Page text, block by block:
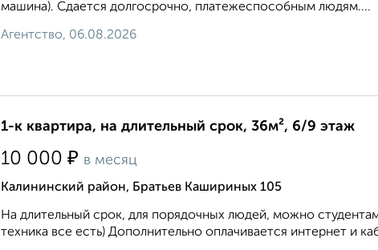
машина). Сдается долгосрочно, платежеспособным людям....
Агентство, 06.08.2026
1-к квартира, на длительный срок, 36м², 6/9 этаж
10 000 ₽ в месяц
Калининский район, Братьев Кашириных 105
На длительный срок, для порядочных людей, можно
техника все есть) Дополнительно оплачивается интернет и